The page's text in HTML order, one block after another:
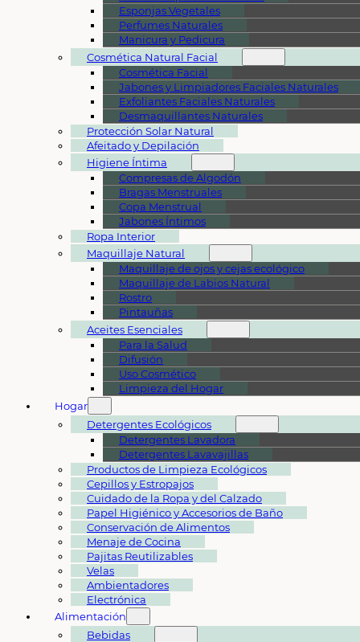
Esponjas Vegetales
Perfumes Naturales
Manicura y Pedicura
Cosmética Natural Facial
Cosmética Facial
Jabones y Limpiadores Faciales Naturales
Exfoliantes Faciales Naturales
Desmaquillantes Naturales
Protección Solar Natural
Afeitado y Depilación
Higiene Íntima
Compresas de Algodón
Bragas Menstruales
Copa Menstrual
Jabones Íntimos
Ropa Interior
Maquillaje Natural
Maquillaje de ojos y cejas ecológico
Maquillaje de Labios Natural
Rostro
Pintauñas
Aceites Esenciales
Para la Salud
Difusión
Uso Cosmético
Limpieza del Hogar
Hogar
Detergentes Ecológicos
Detergentes Lavadora
Detergentes Lavavajillas
Productos de Limpieza Ecológicos
Cepillos y Estropajos
Cuidado de la Ropa y del Calzado
Papel Higiénico y Accesorios de Baño
Conservación de Alimentos
Menaje de Cocina
Pajitas Reutilizables
Velas
Ambientadores
Electrónica
Alimentación
Bebidas